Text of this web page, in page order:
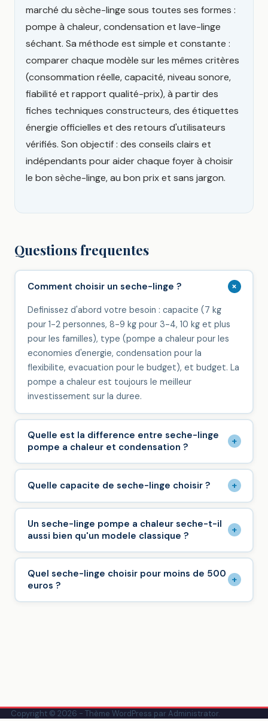
marché du sèche-linge sous toutes ses formes :
pompe à chaleur, condensation et lave-linge
séchant. Sa méthode est simple et constante :
comparer chaque modèle sur les mêmes critères
(consommation réelle, capacité, niveau sonore,
fiabilité et rapport qualité-prix), à partir des
fiches techniques constructeurs, des étiquettes
énergie officielles et des retours d'utilisateurs
vérifiés. Son objectif : des conseils clairs et
indépendants pour aider chaque foyer à choisir
le bon sèche-linge, au bon prix et sans jargon.
Questions frequentes
Comment choisir un seche-linge ? +
Definissez d'abord votre besoin : capacite (7 kg
pour 1-2 personnes, 8-9 kg pour 3-4, 10 kg et plus
pour les familles), type (pompe a chaleur pour les
economies d'energie, condensation pour la
flexibilite, evacuation pour le budget), et budget. La
pompe a chaleur est toujours le meilleur
investissement sur la duree.
Quelle est la difference entre seche-linge
pompe a chaleur et condensation ?
+
Quelle capacite de seche-linge choisir ? +
Un seche-linge pompe a chaleur seche-t-il
aussi bien qu'un modele classique ?
+
Quel seche-linge choisir pour moins de 500
euros ?
+
Copyright © 2026 - Thème WordPress parAdministrator.